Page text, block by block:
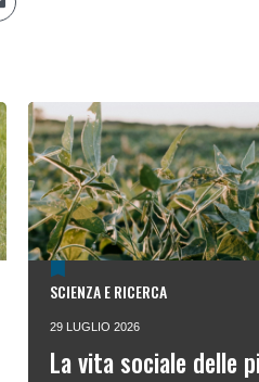
SCIENZA E RICERCA
29 LUGLIO 2026
La vita sociale delle